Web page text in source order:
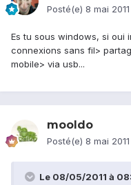
Posté(e) 8 mai 2011
Es tu sous windows, si oui
connexions sans fil>
mobile> via usb...
mooldo
Posté(e) 8 mai 2011
Le 08/05/2011 à